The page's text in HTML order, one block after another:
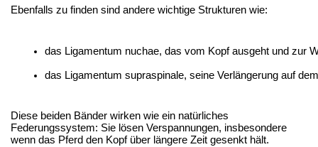
Ebenfalls zu finden sind andere wichtige Strukturen wie:
das Ligamentum nuchae, das vom Kopf ausgeht und zur
das Ligamentum supraspinale, seine Verlängerung auf
Diese beiden Bänder wirken wie ein natürliches
Federungssystem: Sie lösen Verspannungen, insbesondere
wenn das Pferd den Kopf über längere Zeit gesenkt hält.